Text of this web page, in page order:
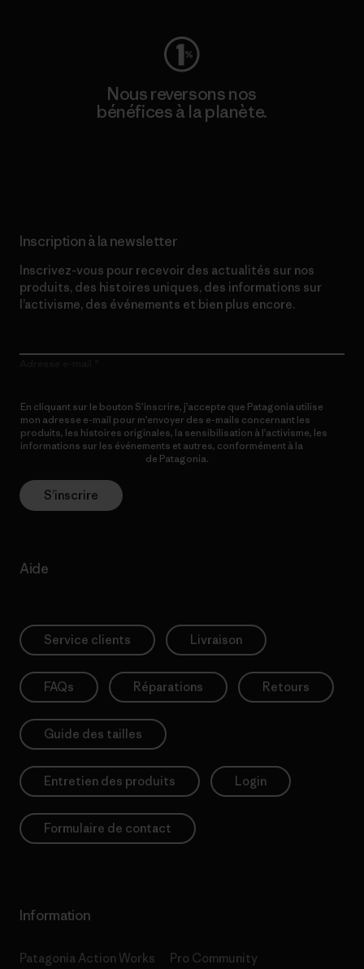
Nous reversons nos
bénéfices à la planète.
Inscription à la newsletter
Inscrivez-vous pour recevoir des actualités sur nos
produits, des histoires uniques, des informations sur
l’activisme, des événements et bien plus encore.
En cliquant sur le bouton S’inscrire, j’accepte que Patagonia utilise
mon adresse e-mail pour m’envoyer des e-mails concernant les
produits, les histoires originales, la sensibilisation à l’activisme, les
informations sur les événements et autres, conformément à la
de Patagonia.
S’inscrire
Aide
Service clients Livraison
FAQs Réparations Retours
Guide des tailles
Entretien des produits Login
Formulaire de contact
Information
Patagonia Action Works Pro Community